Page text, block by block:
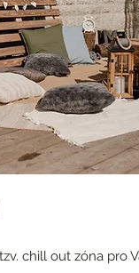
chill out zóna pro